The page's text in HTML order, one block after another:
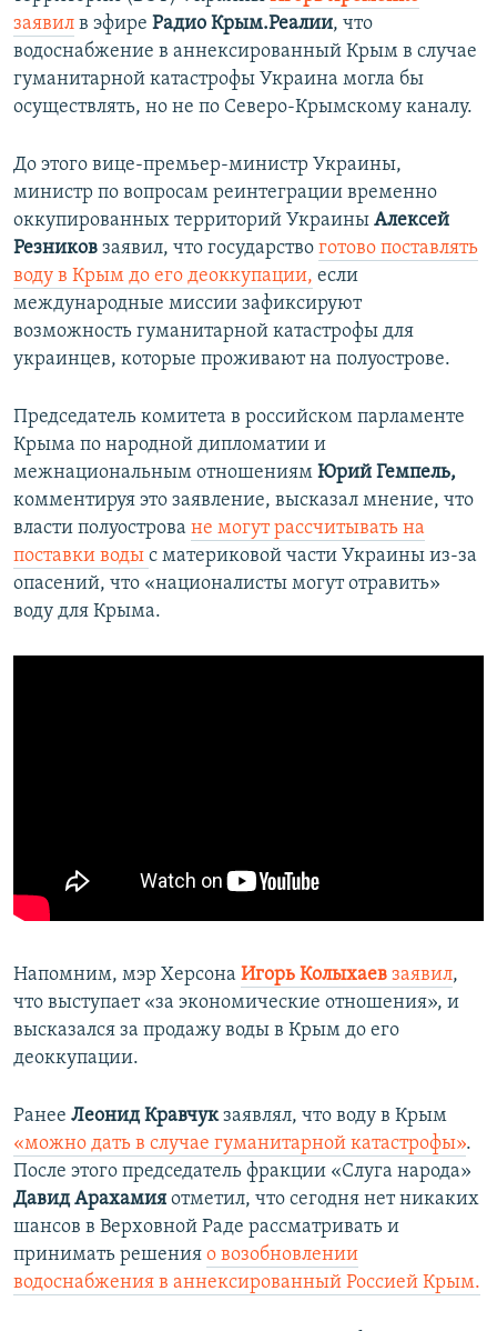
заявил в эфире Радио Крым.Реалии, что
водоснабжение в аннексированный Крым в случае
гуманитарной катастрофы Украина могла бы
осуществлять, но не по Северо-Крымскому каналу.
До этого вице-премьер-министр Украины,
министр по вопросам реинтеграции временно
оккупированных территорий Украины Алексей
Резников заявил, что государство готово поставлять
воду в Крым до его деоккупации, если
международные миссии зафиксируют
возможность гуманитарной катастрофы для
украинцев, которые проживают на полуострове.
Председатель комитета в российском парламенте
Крыма по народной дипломатии и
межнациональным отношениям Юрий Гемпель,
комментируя это заявление, высказал мнение, что
власти полуострова не могут рассчитывать на
поставки воды с материковой части Украины из-за
опасений, что «националисты могут отравить»
воду для Крыма.
Напомним, мэр Херсона Игорь Колыхаев заявил,
что выступает «за экономические отношения», и
высказался за продажу воды в Крым до его
деоккупации.
Ранее Леонид Кравчукзаявлял, что воду в Крым
«можно дать в случае гуманитарной катастрофы».
После этого председатель фракции «Слуга народа»
Давид Арахамия отметил, что сегодня нет никаких
шансов в Верховной Раде рассматривать и
принимать решения о возобновлении
водоснабжения в аннексированный Россией Крым.